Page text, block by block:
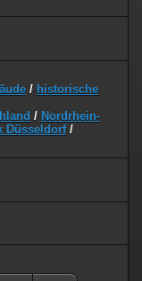
/ historische
/ Nordrhein-
Düsseldorf/